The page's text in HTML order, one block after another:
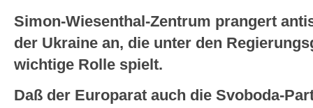
Simon-Wiesenthal-Zentrum prangert
der Ukraine an, die unter den
wichtige Rolle spielt.
Daß der Europarat auch die Svoboda-